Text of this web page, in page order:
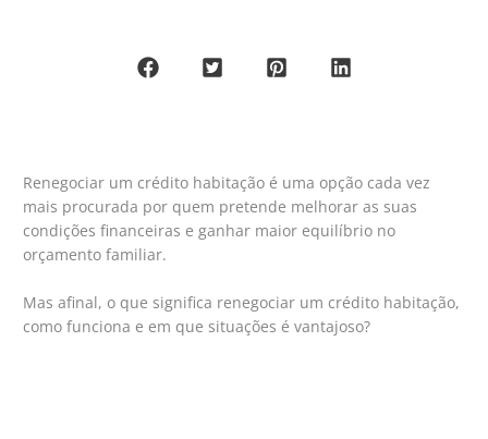
Renegociar um crédito habitação é uma opção cada vez
mais procurada por quem pretende melhorar as suas
condições financeiras e ganhar maior equilíbrio no
orçamento familiar.
Mas afinal, o que significa renegociar um crédito habitação,
como funciona e em que situações é vantajoso?